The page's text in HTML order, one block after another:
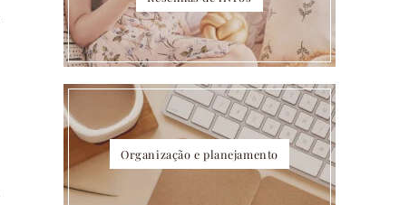
Organização e planejamento